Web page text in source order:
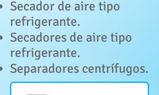
Secador de aire tipo
refrigerante.
Secadores de aire tipo
refrigerante.
Separadores centrífugos.